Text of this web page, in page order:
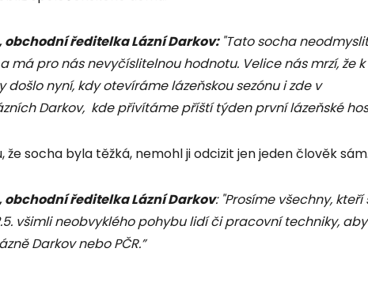
obchodní ředitelka Lázní Darkov: "Tato socha
má pro nás nevyčíslitelnou hodnotu. Velice nás mrzí, že k
došlo nyní, kdy otevíráme lázeňskou sezónu i zde v
Darkov, kde přivítáme příští týden první lázeňské
že socha byla těžká, nemohl ji odcizit jen jeden člověk sám.
obchodní ředitelka Lázní Darkov: "Prosíme všechny, kteří
všimli neobvyklého pohybu lidí či pracovní techniky, aby
Darkov nebo PČR.”